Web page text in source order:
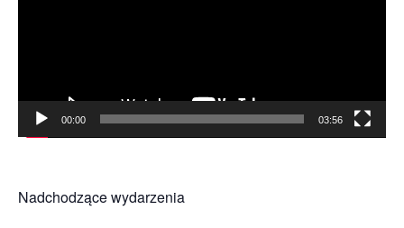
00:00 03:56
Nadchodzące wydarzenia